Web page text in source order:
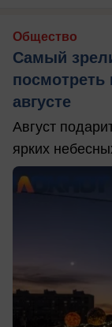
Общество
Самый
посмотреть
августе
Август
ярких